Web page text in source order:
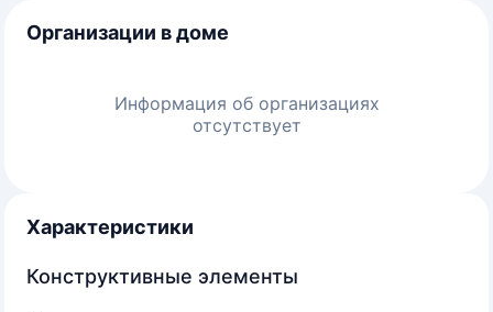
Организации в доме
Информация об организациях
отсутствует
Характеристики
Конструктивные элементы